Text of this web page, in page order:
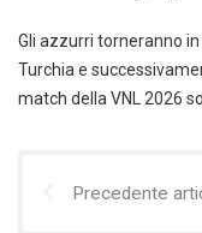
Gli azzurri torneranno
Turchia e
match della VNL 2026
Precedente